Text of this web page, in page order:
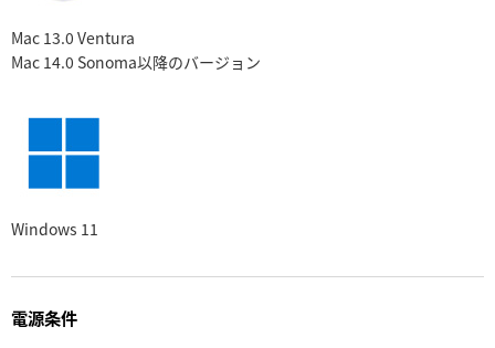
Mac 13.0 Ventura
Mac 14.0 Sonoma以降のバージョン
Windows 11
電源条件